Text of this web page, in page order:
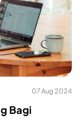
07 Aug 2024
Bagi